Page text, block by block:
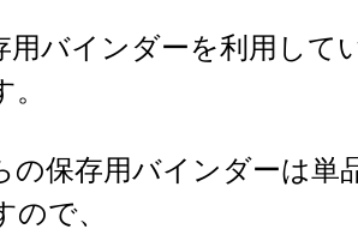
用バインダーを利用して
の保存用バインダーは単
ので、